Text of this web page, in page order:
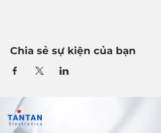
Chia sẻ sự kiện của bạn